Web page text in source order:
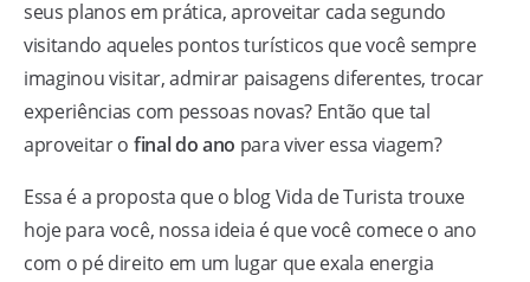
seus planos em prática, aproveitar cada segundo
visitando aqueles pontos turísticos que você sempre
imaginou visitar, admirar paisagens diferentes, trocar
experiências com pessoas novas? Então que tal
aproveitar o final do ano para viver essa viagem?
Essa é a proposta que o blog Vida de Turista trouxe
hoje para você, nossa ideia é que você comece o ano
com o pé direito em um lugar que exala energia